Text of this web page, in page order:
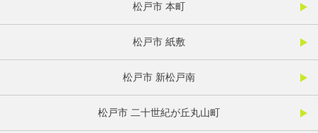
松戸市 本町
松戸市 紙敷
松戸市 新松戸南
松戸市 二十世紀が丘丸山町